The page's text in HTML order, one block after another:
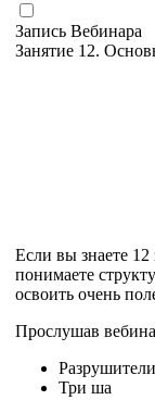
Запись Вебинара
Занятие 12.
Если вы знаете
понимаете
освоить очень
Прослушав
Разрушители
Три ша